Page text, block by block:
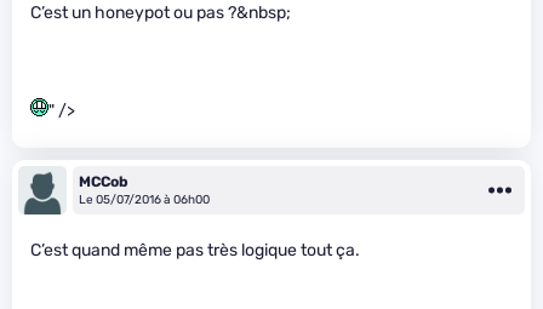
C’est un honeypot ou pas ?&nbsp;
" />
MCCob
Le 05/07/2016 à 06h00
C’est quand même pas très logique tout ça.